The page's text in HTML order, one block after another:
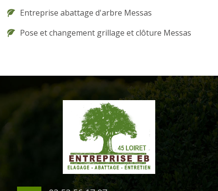
Entreprise abattage d'arbre Messas
Pose et changement grillage et clôture Messas